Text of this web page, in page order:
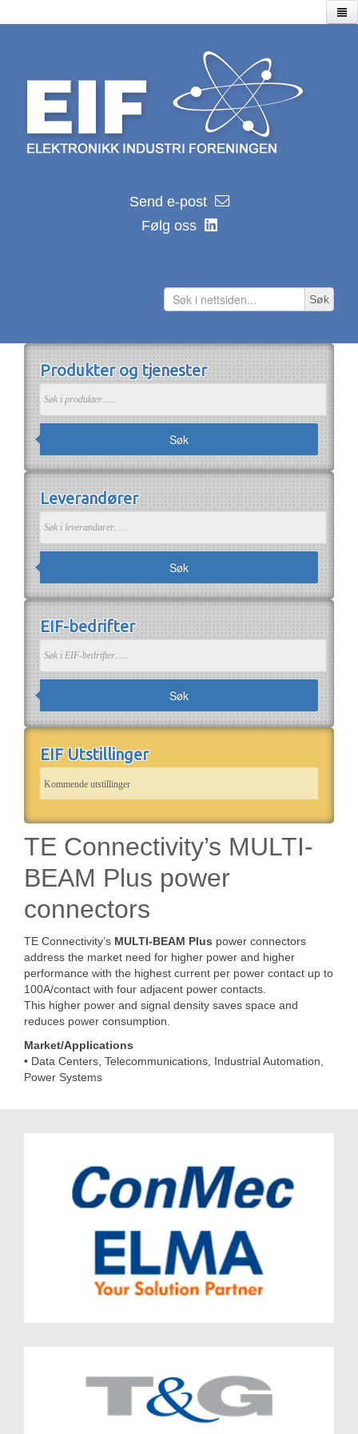
Seminarer/webinarer
Lagersalg
Tidsskrifter
Om EIF
Om EIF
Søk medlemskap
Jobb i bransjen
Send e-post
Følg oss
Søk
Produkter og tjenester
Søk
Leverandører
Søk
EIF-bedrifter
Søk
EIF Utstillinger
Kommende utstillinger
TE Connectivity’s MULTI-
BEAM Plus power
connectors
TE Connectivity’s MULTI-BEAM Plus power connectors
address the market need for higher power and higher
performance with the highest current per power contact up to
100A/contact with four adjacent power contacts.
This higher power and signal density saves space and
reduces power consumption.
Market/Applications
• Data Centers, Telecommunications, Industrial Automation,
Power Systems